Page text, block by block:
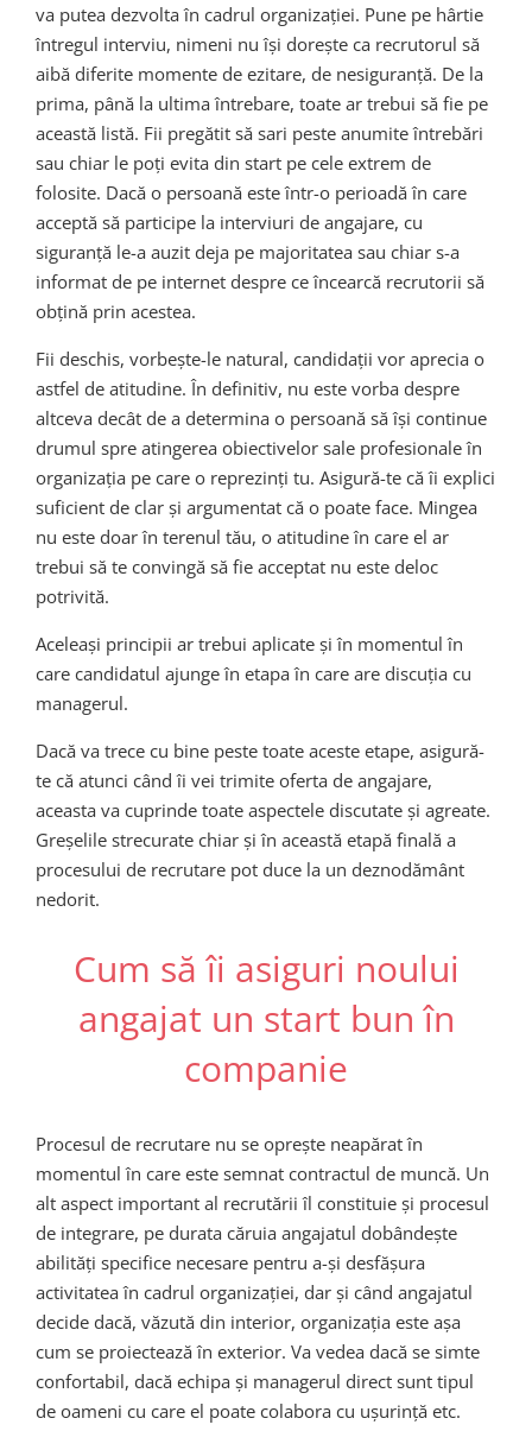
va putea dezvolta în cadrul organizației. Pune pe hârtie
întregul interviu, nimeni nu își dorește ca recrutorul să
aibă diferite momente de ezitare, de nesiguranță. De la
prima, până la ultima întrebare, toate ar trebui să fie pe
această listă. Fii pregătit să sari peste anumite întrebări
sau chiar le poți evita din start pe cele extrem de
folosite. Dacă o persoană este într-o perioadă în care
acceptă să participe la interviuri de angajare, cu
siguranță le-a auzit deja pe majoritatea sau chiar s-a
informat de pe internet despre ce încearcă recrutorii să
obțină prin acestea.
Fii deschis, vorbește-le natural, candidații vor aprecia o
astfel de atitudine. În definitiv, nu este vorba despre
altceva decât de a determina o persoană să își continue
drumul spre atingerea obiectivelor sale profesionale în
organizația pe care o reprezinți tu. Asigură-te că îi explici
suficient de clar și argumentat că o poate face. Mingea
nu este doar în terenul tău, o atitudine în care el ar
trebui să te convingă să fie acceptat nu este deloc
potrivită.
Aceleași principii ar trebui aplicate și în momentul în
care candidatul ajunge în etapa în care are discuția cu
managerul.
Dacă va trece cu bine peste toate aceste etape, asigură-
te că atunci când îi vei trimite oferta de angajare,
aceasta va cuprinde toate aspectele discutate și agreate.
Greșelile strecurate chiar și în această etapă finală a
procesului de recrutare pot duce la un deznodământ
nedorit.
Cum să îi asiguri noului
angajat un start bun în
companie
Procesul de recrutare nu se oprește neapărat în
momentul în care este semnat contractul de muncă. Un
alt aspect important al recrutării îl constituie și procesul
de integrare, pe durata căruia angajatul dobândește
abilități specifice necesare pentru a-și desfășura
activitatea în cadrul organizației, dar și când angajatul
decide dacă, văzută din interior, organizația este așa
cum se proiectează în exterior. Va vedea dacă se simte
confortabil, dacă echipa și managerul direct sunt tipul
de oameni cu care el poate colabora cu ușurință etc.